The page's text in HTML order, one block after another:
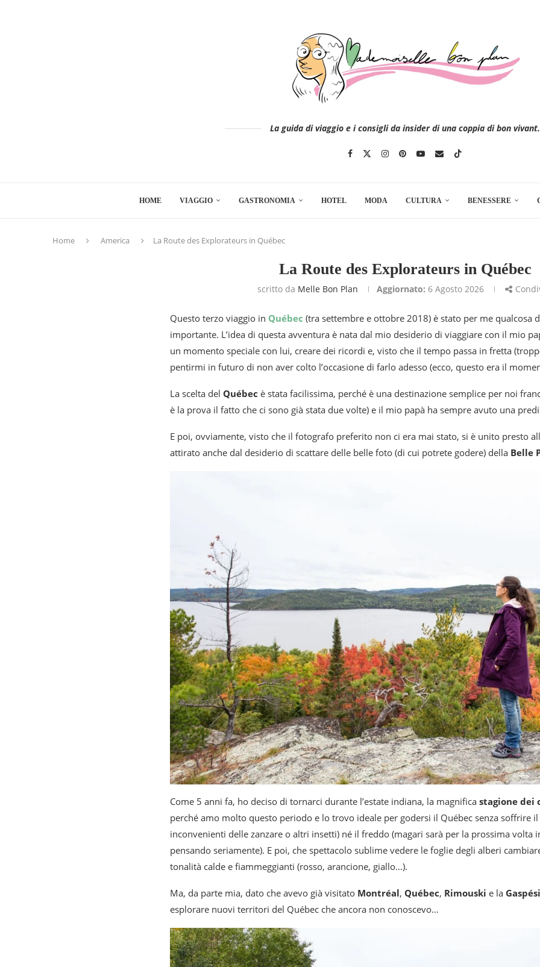
La guida di viaggio e i consigli da insider di una coppia di bon vivant.
HOME VIAGGIO GASTRONOMIA HOTEL MODA CULTURA BENESSERE
Home America La Route des Explorateurs in Québec
La Route des Explorateurs in Québec
scritto da Melle Bon Plan Aggiornato: 6 Agosto 2026
Questo terzo viaggio in Québec (tra settembre e ottobre 2018) è stato per me qualcosa
importante. L’idea di questa avventura è nata dal mio desiderio di viaggiare con il mio
un momento speciale con lui, creare dei ricordi e, visto che il tempo passa in fretta
pentirmi in futuro di non aver colto l’occasione di farlo adesso (ecco, questo era il
La scelta del Québec è stata facilissima, perché è una destinazione semplice per noi
è la prova il fatto che ci sono già stata due volte) e il mio papà ha sempre avuto una
E poi, ovviamente, visto che il fotografo preferito non ci era mai stato, si è unito presto
attirato anche dal desiderio di scattare delle belle foto (di cui potrete godere) della Belle
Come 5 anni fa, ho deciso di tornarci durante l’estate indiana, la magnifica stagione dei
perché amo molto questo periodo e lo trovo ideale per godersi il Québec senza soffrire il
inconvenienti delle zanzare o altri insetti) né il freddo (magari sarà per la prossima volta
pensando seriamente). E poi, che spettacolo sublime vedere le foglie degli alberi
tonalità calde e fiammeggianti (rosso, arancione, giallo…).
Ma, da parte mia, dato che avevo già visitato Montréal, Québec, Rimouski e la
esplorare nuovi territori del Québec che ancora non conoscevo…